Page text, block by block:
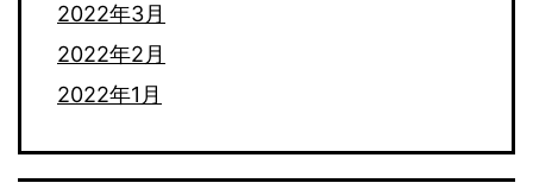
2022年3月
2022年2月
2022年1月